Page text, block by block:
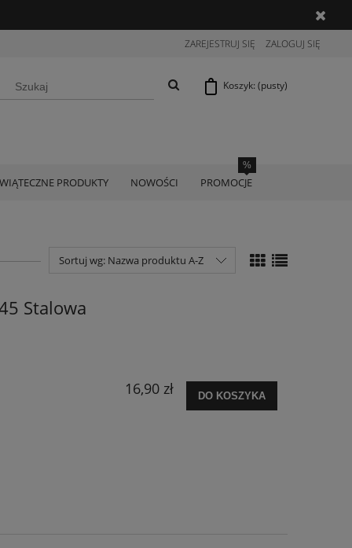
ZAREJESTRUJ SIĘ ZALOGUJ SIĘ
Koszyk: (pusty)
PRODUKTY NOWOŚCI PROMOCJE
Sortuj wg: Nazwa produktu A-Z
Stalowa
16,90 zł DO KOSZYKA